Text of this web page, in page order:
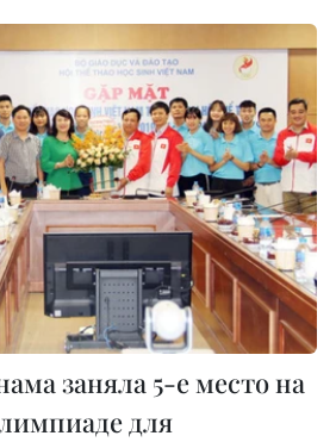
заняла 5-е место на
для